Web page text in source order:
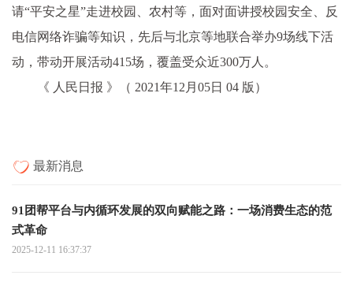
请“平安之星”走进校园、农村等，面对面讲授校园安全、反
电信网络诈骗等知识，先后与北京等地联合举办9场线下活
动，带动开展活动415场，覆盖受众近300万人。
《 人民日报 》（ 2021年12月05日 04 版）
最新消息
91团帮平台与内循环发展的双向赋能之路：一场消费生态的范
式革命
2025-12-11 16:37:37